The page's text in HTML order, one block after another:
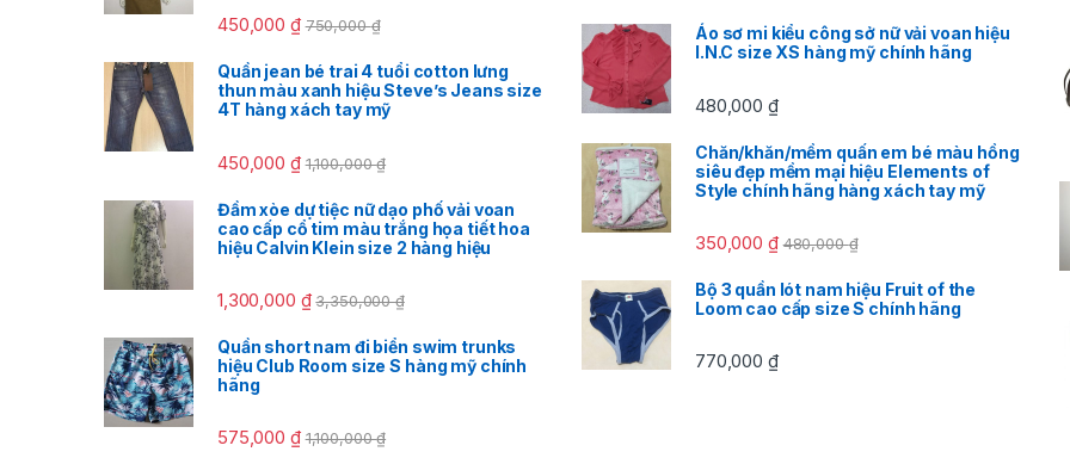
450,000 ₫ 750,000₫
Quần jean bé trai 4 tuổi cotton lưng
thun màu xanh hiệu Steve’s Jeans size
4T hàng xách tay mỹ
450,000 ₫ 1,100,000₫
Đầm xòe dự tiệc nữ dạo phố vải voan
cao cấp cổ tim màu trắng họa tiết hoa
hiệu Calvin Klein size 2 hàng hiệu
1,300,000 ₫ 3,350,000₫
Quần short nam đi biển swim trunks
hiệu Club Room size S hàng mỹ chính
hãng
575,000 ₫ 1,100,000₫
Áo sơ mi kiểu công sở nữ vải voan hiệu
I.N.C size XS hàng mỹ chính hãng
480,000 ₫
Chăn/khăn/mềm quấn em bé màu hồng
siêu đẹp mềm mại hiệu Elements of
Style chính hãng hàng xách tay mỹ
350,000 ₫ 480,000₫
Bộ 3 quần lót nam hiệu Fruit of the
Loom cao cấp size S chính hãng
770,000 ₫